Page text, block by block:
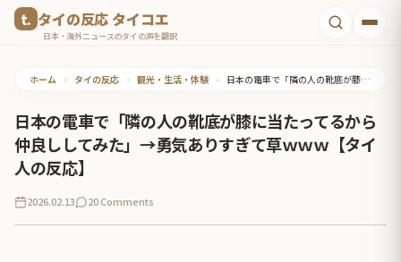
タイの反応 タイコエ
日本・海外ニュースのタイの声を翻訳
ホーム • タイの反応 • 観光・生活・体験 • 日本の電車で「隣の人の靴底が膝に当たってるから仲良ししてみた」→勇気ありすぎて草ｗｗｗ【タイ人の反応】
日本の電車で「隣の人の靴底が膝に当たってるから
仲良ししてみた」→勇気ありすぎて草ｗｗｗ【タイ
人の反応】
2026.02.13 20 Comments